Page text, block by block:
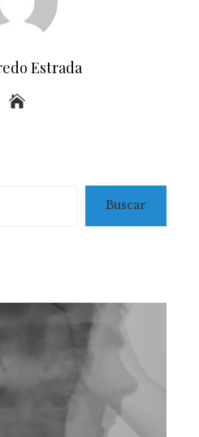
Estrada
Buscar